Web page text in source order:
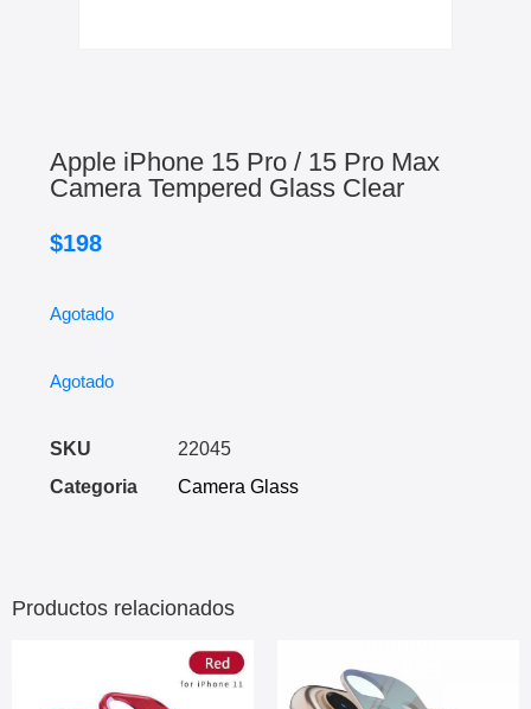
Apple iPhone 15 Pro / 15 Pro Max
Camera Tempered Glass Clear
$198
Agotado
Agotado
SKU
22045
Categoria
Camera Glass
Productos relacionados